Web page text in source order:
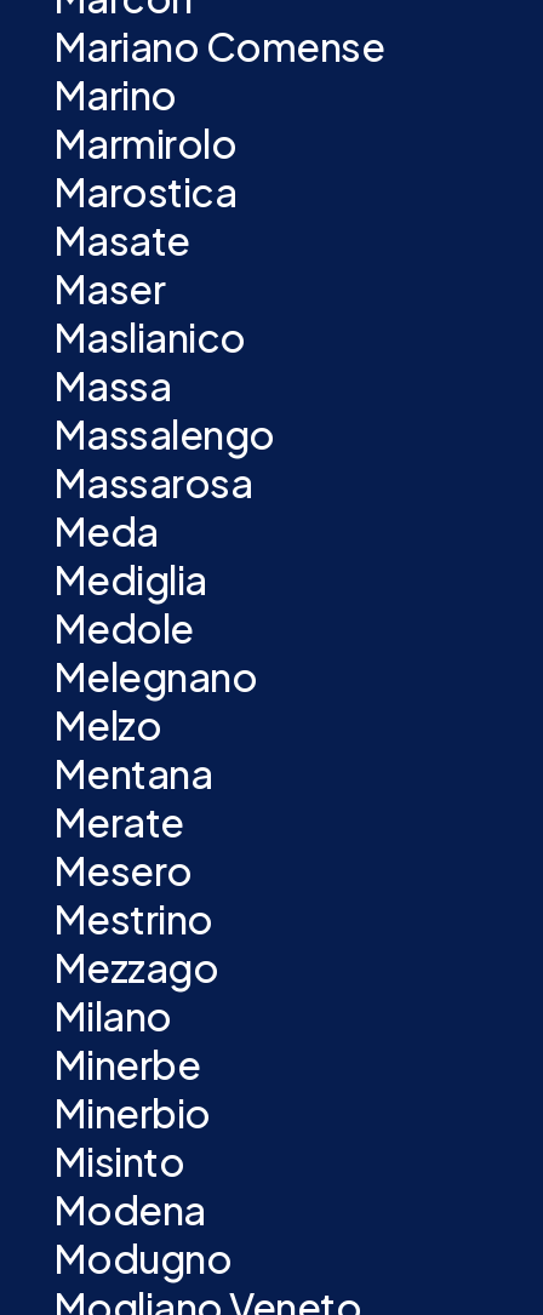
Mariano Comense
Marino
Marmirolo
Marostica
Masate
Maser
Maslianico
Massa
Massalengo
Massarosa
Meda
Mediglia
Medole
Melegnano
Melzo
Mentana
Merate
Mesero
Mestrino
Mezzago
Milano
Minerbe
Minerbio
Misinto
Modena
Modugno